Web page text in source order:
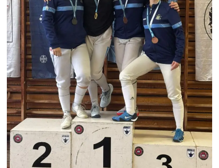
CATEGORÍAS
CADETES
Y
JUVENILES
2025